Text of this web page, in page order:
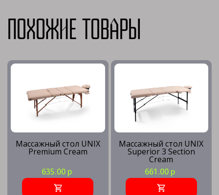
Похожие товары
Массажный стол UNIX
Premium Cream
635.00 р
Массажный стол UNIX
Superior 3 Section
Cream
661.00 р